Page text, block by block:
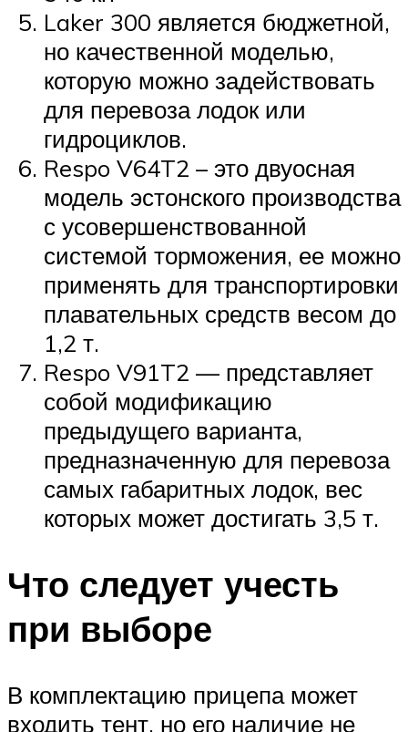
Laker 300 является бюджетной,
но качественной моделью,
которую можно задействовать
для перевоза лодок или
гидроциклов.
Respo V64T2 – это двуосная
модель эстонского производства
с усовершенствованной
системой торможения, ее можно
применять для транспортировки
плавательных средств весом до
1,2 т.
Respo V91T2 — представляет
собой модификацию
предыдущего варианта,
предназначенную для перевоза
самых габаритных лодок, вес
которых может достигать 3,5 т.
Что следует учесть
при выборе
В комплектацию прицепа может
входить тент, но его наличие не